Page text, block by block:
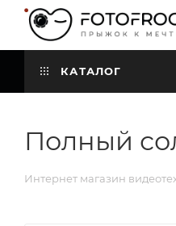
КАТАЛОГ
Полный
Интернет магазин